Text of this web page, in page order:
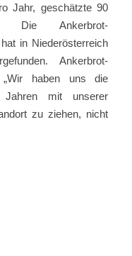
Jahr, geschätzte 90
Die Ankerbrot-
in Niederösterreich
Ankerbrot-
„Wir haben uns die
mit unserer
zu ziehen, nicht